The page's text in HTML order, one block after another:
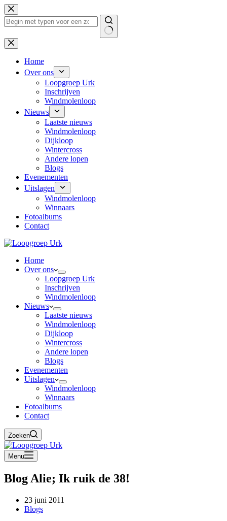
Ga
naar
de
Geen
resultaten
Home
Over ons
Loopgroep Urk
Inschrijven
Windmolenloop
Nieuws
Laatste nieuws
Windmolenloop
Dijkloop
Wintercross
Andere lopen
Blogs
Evenementen
Uitslagen
Windmolenloop
Winnaars
Fotoalbums
Contact
Home
Over ons
Loopgroep Urk
Inschrijven
Windmolenloop
Nieuws
Laatste nieuws
Windmolenloop
Dijkloop
Wintercross
Andere lopen
Blogs
Evenementen
Uitslagen
Windmolenloop
Winnaars
Fotoalbums
Contact
Zoeken
Menu
Blog Alie; Ik ruik de 38!
23 juni 2011
Blogs